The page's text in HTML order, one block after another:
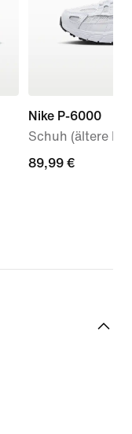
Nike P-6000
Schuh (ältere
89,99 €
89,99 €